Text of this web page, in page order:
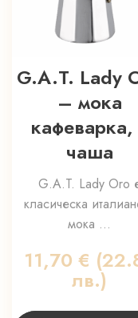
G.A.T. Lady
– мока
кафеварка,
чаша
G.A.T. Lady Oro
класическа
мока ...
11,70 €
лв.)